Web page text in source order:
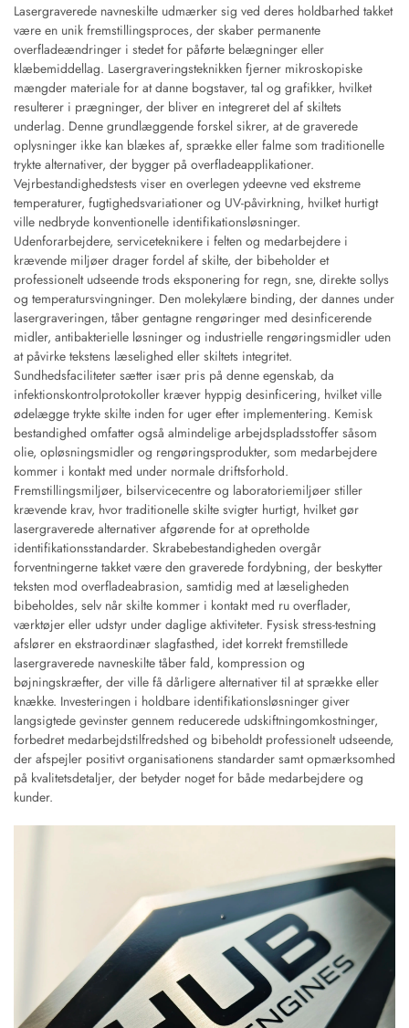
Lasergraverede navneskilte udmærker sig ved deres holdbarhed takket
være en unik fremstillingsproces, der skaber permanente
overfladeændringer i stedet for påførte belægninger eller
klæbemiddellag. Lasergraveringsteknikken fjerner mikroskopiske
mængder materiale for at danne bogstaver, tal og grafikker, hvilket
resulterer i prægninger, der bliver en integreret del af skiltets
underlag. Denne grundlæggende forskel sikrer, at de graverede
oplysninger ikke kan blækes af, sprække eller falme som traditionelle
trykte alternativer, der bygger på overfladeapplikationer.
Vejrbestandighedstests viser en overlegen ydeevne ved ekstreme
temperaturer, fugtighedsvariationer og UV-påvirkning, hvilket hurtigt
ville nedbryde konventionelle identifikationsløsninger.
Udenforarbejdere, serviceteknikere i felten og medarbejdere i
krævende miljøer drager fordel af skilte, der bibeholder et
professionelt udseende trods eksponering for regn, sne, direkte sollys
og temperatursvingninger. Den molekylære binding, der dannes under
lasergraveringen, tåber gentagne rengøringer med desinficerende
midler, antibakterielle løsninger og industrielle rengøringsmidler uden
at påvirke tekstens læselighed eller skiltets integritet.
Sundhedsfaciliteter sætter især pris på denne egenskab, da
infektionskontrolprotokoller kræver hyppig desinficering, hvilket ville
ødelægge trykte skilte inden for uger efter implementering. Kemisk
bestandighed omfatter også almindelige arbejdspladsstoffer såsom
olie, opløsningsmidler og rengøringsprodukter, som medarbejdere
kommer i kontakt med under normale driftsforhold.
Fremstillingsmiljøer, bilservicecentre og laboratoriemiljøer stiller
krævende krav, hvor traditionelle skilte svigter hurtigt, hvilket gør
lasergraverede alternativer afgørende for at opretholde
identifikationsstandarder. Skrabebestandigheden overgår
forventningerne takket være den graverede fordybning, der beskytter
teksten mod overfladeabrasion, samtidig med at læseligheden
bibeholdes, selv når skilte kommer i kontakt med ru overflader,
værktøjer eller udstyr under daglige aktiviteter. Fysisk stress-testning
afslører en ekstraordinær slagfasthed, idet korrekt fremstillede
lasergraverede navneskilte tåber fald, kompression og
bøjningskræfter, der ville få dårligere alternativer til at sprække eller
knække. Investeringen i holdbare identifikationsløsninger giver
langsigtede gevinster gennem reducerede udskiftningomkostninger,
forbedret medarbejdstilfredshed og bibeholdt professionelt udseende,
der afspejler positivt organisationens standarder samt opmærksomhed
på kvalitetsdetaljer, der betyder noget for både medarbejdere og
kunder.